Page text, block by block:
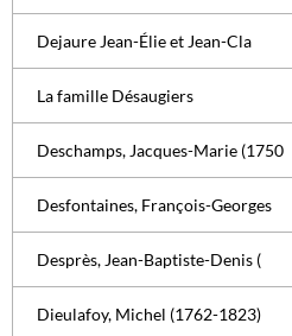
Dejaure Jean-Élie et Jean-Cla
La famille Désaugiers
Deschamps, Jacques-Marie (1750
Desfontaines, François-Georges
Desprès, Jean-Baptiste-Denis (
Dieulafoy, Michel (1762-1823)